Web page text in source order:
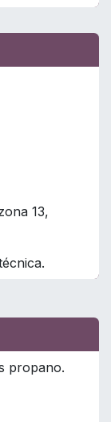
13,
propano.